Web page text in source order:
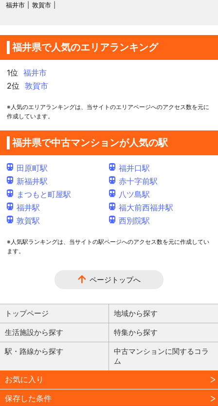
福井市
敦賀市
福井県で人気のエリアランキング
1位
福井市
2位
敦賀市
※人気のエリアランキングは、当サイトのエリアページへのアクセス数を元に
作成しています。
福井県で中古マンションが人気の駅
田原町駅
新福井駅
まつもと町屋駅
福井駅
敦賀駅
福井口駅
赤十字前駅
八ツ島駅
福大前西福井駅
西別院駅
※人気駅ランキングは、当サイトの駅ページへのアクセス数を元に作成してい
ます。
ページトップへ
トップページ 地域から探す
生活施設から探す 特集から探す
駅・路線から探す
中古マンションに関するコラ
ム
お気に入り
保存した条件